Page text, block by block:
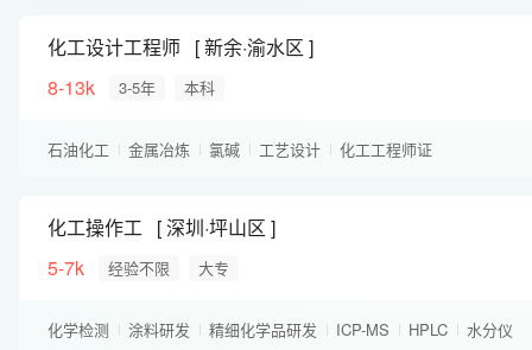
化工设计工程师
新余·渝水区
8-13k
3-5年 本科
石油化工 金属冶炼 氯碱 工艺设计
化工工程师证
化工操作工
深圳·坪山区
5-7k
经验不限 大专
化学检测 涂料研发 精细化学品研发 ICP-MS HPLC
水分仪